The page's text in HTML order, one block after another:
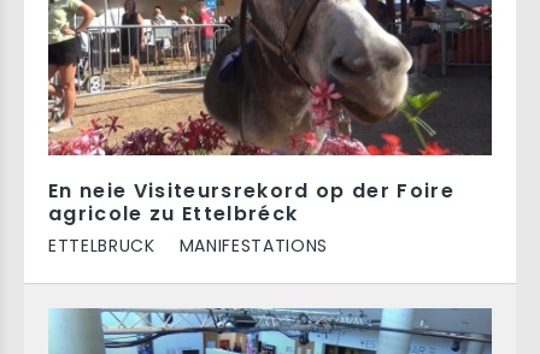
En neie Visiteursrekord op der Foire
agricole zu Ettelbréck
ETTELBRUCK MANIFESTATIONS